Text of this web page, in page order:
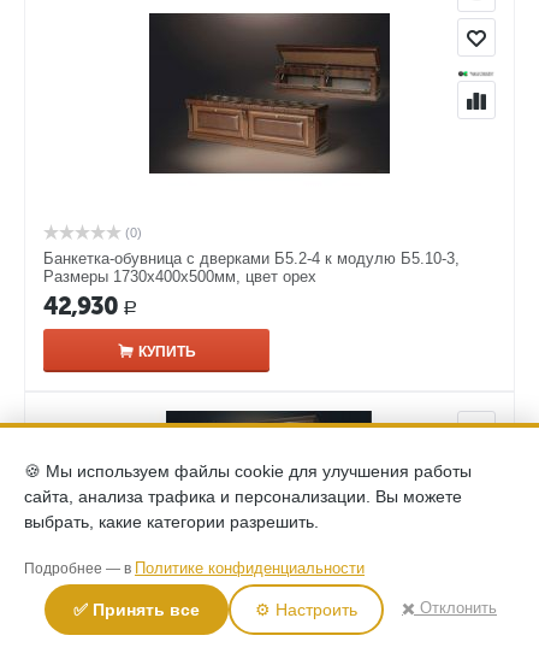
(0)
Банкетка-обувница с дверками Б5.2-4 к модулю Б5.10-3,
Размеры 1730х400х500мм, цвет орех
42,930 Р
КУПИТЬ
🍪 Мы используем файлы cookie для улучшения работы
сайта, анализа трафика и персонализации. Вы можете
выбрать, какие категории разрешить.
Подробнее — в Политике конфиденциальности
✅ Принять все ⚙️ Настроить ✖️ Отклонить